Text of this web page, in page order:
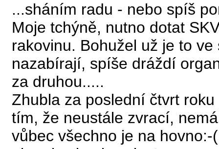
...sháním radu - nebo spíš
Moje tchýně, nutno dotat
rakovinu. Bohužel už je to
nazabírají, spíše dráždí
za druhou.....
Zhubla za poslední čtvrt
tím, že neustále zvrací,
vůbec všechno je na